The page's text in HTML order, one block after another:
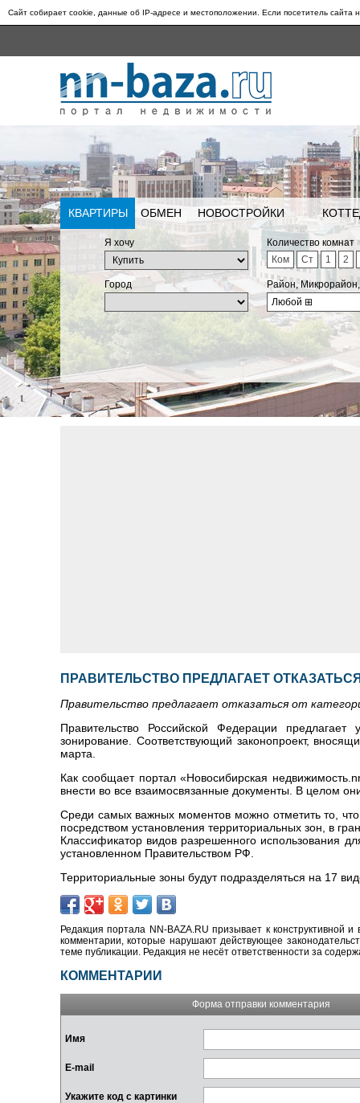
Сайт собирает cookie, данные об IP-адресе и местоположении. Если посетитель сайта
КВАРТИРЫ ОБМЕН НОВОСТРОЙКИ
Я хочу
Количество комнат
Ком
Ст 1 2
Город
Район,
Любой ⊞
ПРАВИТЕЛЬСТВО ПРЕДЛАГАЕТ
Правительство предлагает отказаться от
Правительство Российской Федерации
зонирование. Соответствующий законопроект,
марта.
Как сообщает портал «Новосибирская
внести во все взаимосвязанные документы. В целом
Среди самых важных моментов можно отметить то,
посредством установления территориальных зон, в
Классификатор видов разрешенного использования
установленном Правительством РФ.
Территориальные зоны будут подразделяться на 17
Редакция портала NN-BAZA.RU призывает к конструктивной
комментарии, которые нарушают действующее
теме публикации. Редакция не несёт ответственности за
КОММЕНТАРИИ
Форма отправки комментария
Имя
E-mail
Укажите код с картинки